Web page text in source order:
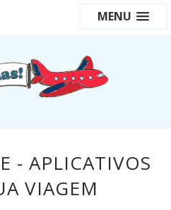
MENU
- APLICATIVOS
VIAGEM